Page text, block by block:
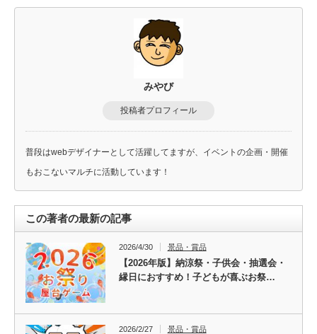
みやび
投稿者プロフィール
普段はwebデザイナーとして活躍してますが、イベントの企画・開催
もおこないマルチに活動しています！
この著者の最新の記事
2026/4/30 景品・賞品
【2026年版】納涼祭・子供会・抽選会・
縁日におすすめ！子どもが喜ぶお祭…
2026/2/27 景品・賞品